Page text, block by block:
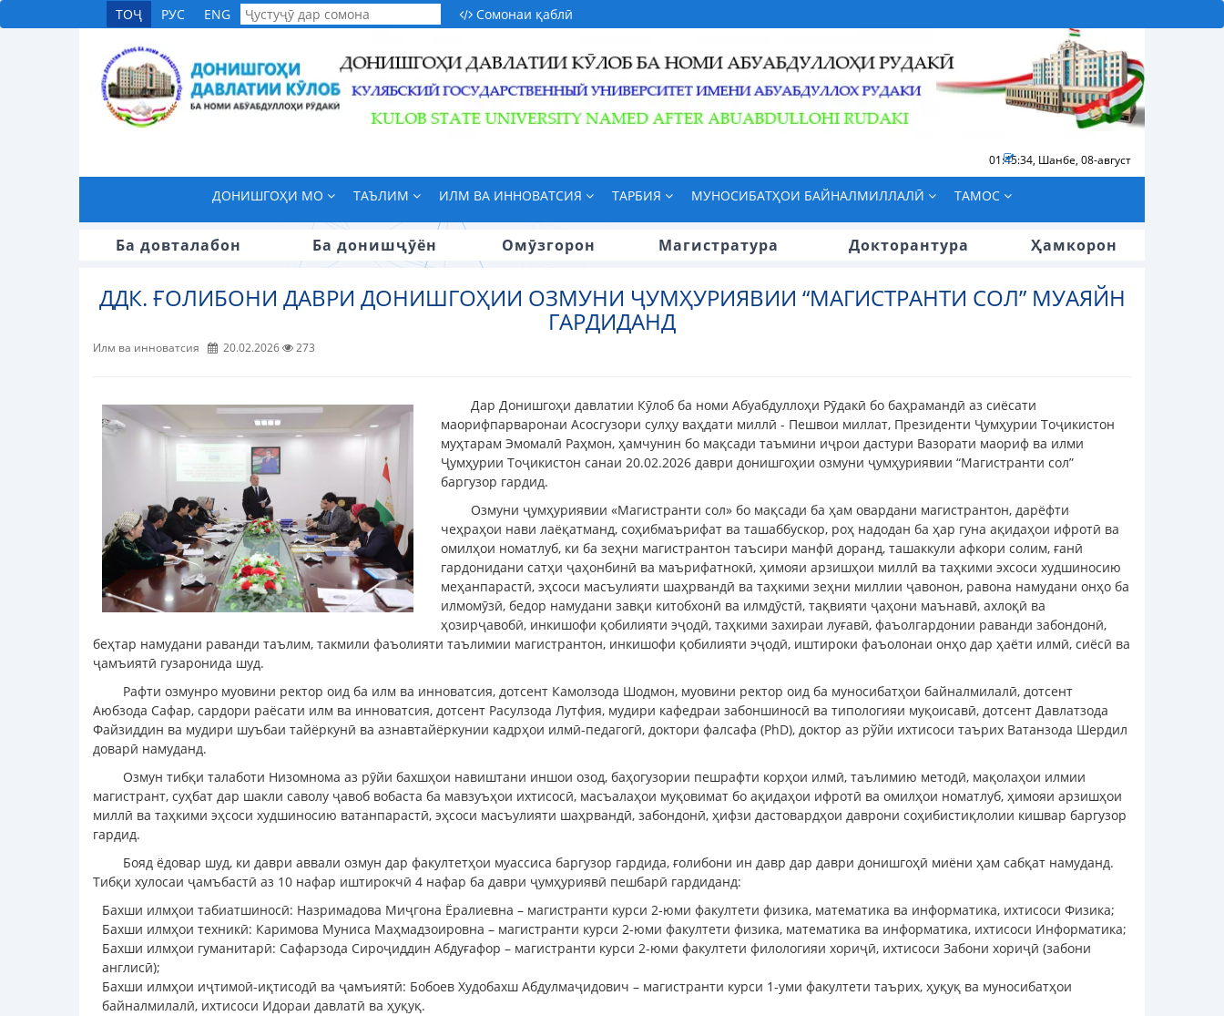
ТОҶ РУС ENG Сомонаи қаблӣ
01:45:35, Шанбе, 08-август
ДОНИШГОҲИ МО ТАЪЛИМ ИЛМ ВА ИННОВАТСИЯ ТАРБИЯ МУНОСИБАТҲОИ БАЙНАЛМИЛЛАЛӢ ТАМОС
Ба довталабон Ба донишҷӯён Омӯзгорон Магистратура Докторантура Ҳамкорон
ДДК. ҒОЛИБОНИ ДАВРИ ДОНИШГОҲИИ ОЗМУНИ ҶУМҲУРИЯВИИ “МАГИСТРАНТИ СОЛ” МУАЯЙН
ГАРДИДАНД
Илм ва инноватсия 20.02.2026 273
Дар Донишгоҳи давлатии Кӯлоб ба номи Абуабдуллоҳи Рӯдакӣ бо баҳрамандӣ аз сиёсати
маорифпарваронаи Асосгузори сулҳу ваҳдати миллӣ - Пешвои миллат, Президенти Ҷумҳурии Тоҷикистон
муҳтарам Эмомалӣ Раҳмон, ҳамчунин бо мақсади таъмини иҷрои дастури Вазорати маориф ва илми
Ҷумҳурии Тоҷикистон санаи 20.02.2026 даври донишгоҳии озмуни ҷумҳуриявии “Магистранти сол”
баргузор гардид.
Озмуни ҷумҳуриявии «Магистранти сол» бо мақсади ба ҳам овардани магистрантон, дарёфти
чеҳраҳои нави лаёқатманд, соҳибмаърифат ва ташаббускор, роҳ надодан ба ҳар гуна ақидаҳои ифротӣ ва
омилҳои номатлуб, ки ба зеҳни магистрантон таъсири манфӣ доранд, ташаккули афкори солим, ғанӣ
гардонидани сатҳи ҷаҳонбинӣ ва маърифатнокӣ, ҳимояи арзишҳои миллӣ ва таҳкими эхсоси худшиносию
меҳанпарастӣ, эҳсоси масъулияти шаҳрвандӣ ва таҳкими зеҳни миллии ҷавонон, равона намудани онҳо ба
илмомӯзӣ, бедор намудани завқи китобхонӣ ва илмдӯстӣ, тақвияти ҷаҳони маънавӣ, ахлоқӣ ва
ҳозирҷавобӣ, инкишофи қобилияти эҷодӣ, таҳкими захираи луғавӣ, фаъолгардонии раванди забондонӣ,
беҳтар намудани раванди таълим, такмили фаъолияти таълимии магистрантон, инкишофи қобилияти эҷодӣ, иштироки фаъолонаи онҳо дар ҳаёти илмӣ, сиёсӣ ва
ҷамъиятӣ гузаронида шуд.
Рафти озмунро муовини ректор оид ба илм ва инноватсия, дотсент Камолзода Шодмон, муовини ректор оид ба муносибатҳои байналмилалӣ, дотсент
Аюбзода Сафар, сардори раёсати илм ва инноватсия, дотсент Расулзода Лутфия, мудири кафедраи забоншиносӣ ва типологияи муқоисавӣ, дотсент Давлатзода
Файзиддин ва мудири шуъбаи тайёркунӣ ва азнавтайёркунии кадрҳои илмӣ-педагогӣ, доктори фалсафа (PhD), доктор аз рўйи ихтисоси таърих Ватанзода Шердил
доварӣ намуданд.
Озмун тибқи талаботи Низомнома аз рӯйи бахшҳои навиштани иншои озод, баҳогузории пешрафти корҳои илмӣ, таълимию методӣ, мақолаҳои илмии
магистрант, суҳбат дар шакли саволу ҷавоб вобаста ба мавзуъҳои ихтисосӣ, масъалаҳои муқовимат бо ақидаҳои ифротӣ ва омилҳои номатлуб, ҳимояи арзишҳои
миллӣ ва таҳкими эҳсоси худшиносию ватанпарастӣ, эҳсоси масъулияти шаҳрвандӣ, забондонӣ, ҳифзи дастовардҳои даврони соҳибистиқлолии кишвар баргузор
гардид.
Бояд ёдовар шуд, ки даври аввали озмун дар факултетҳои муассиса баргузор гардида, ғолибони ин давр дар даври донишгоҳӣ миёни ҳам сабқат намуданд.
Тибқи хулосаи ҷамъбастӣ аз 10 нафар иштирокчӣ 4 нафар ба даври ҷумҳуриявӣ пешбарӣ гардиданд:
Бахши илмҳои табиатшиносӣ: Назримадова Миҷгона Ёралиевна – магистранти курси 2-юми факултети физика, математика ва информатика, ихтисоси Физика;
Бахши илмҳои техникӣ: Каримова Муниса Маҳмадзоировна – магистранти курси 2-юми факултети физика, математика ва информатика, ихтисоси Информатика;
Бахши илмҳои гуманитарӣ: Сафарзода Сироҷиддин Абдуғафор – магистранти курси 2-юми факултети филологияи хориҷӣ, ихтисоси Забони хориҷӣ (забони
англисӣ);
Бахши илмҳои иҷтимоӣ-иқтисодӣ ва ҷамъиятӣ: Бобоев Худобахш Абдулмаҷидович – магистранти курси 1-уми факултети таърих, ҳуқуқ ва муносибатҳои
байналмилалӣ, ихтисоси Идораи давлатӣ ва ҳуқуқ.